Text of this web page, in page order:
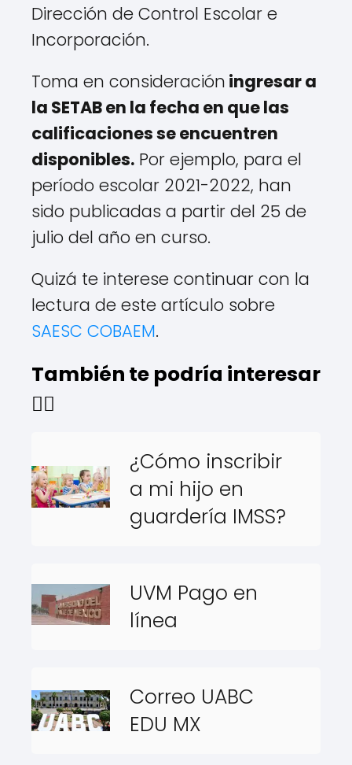
Dirección de Control Escolar e
Incorporación.
Toma en consideración ingresar a
la SETAB en la fecha en que las
calificaciones se encuentren
disponibles. Por ejemplo, para el
período escolar 2021-2022, han
sido publicadas a partir del 25 de
julio del año en curso.
Quizá te interese continuar con la
lectura de este artículo sobre
SAESC COBAEM.
También te podría interesar
👇🏻
¿Cómo inscribir
a mi hijo en
guardería IMSS?
UVM Pago en
línea
Correo UABC
EDU MX